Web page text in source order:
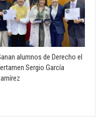
alumnos de Derecho el
Sergio García